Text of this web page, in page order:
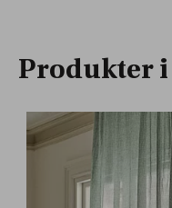
Produkter i